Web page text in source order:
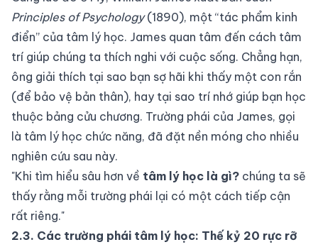
Principles of Psychology(1890), một “tác phẩm kinh
điển” của tâm lý học. James quan tâm đến cách tâm
trí giúp chúng ta thích nghi với cuộc sống. Chẳng hạn,
ông giải thích tại sao bạn sợ hãi khi thấy một con rắn
(để bảo vệ bản thân), hay tại sao trí nhớ giúp bạn học
thuộc bảng cửu chương. Trường phái của James, gọi
là tâm lý học chức năng, đã đặt nền móng cho nhiều
nghiên cứu sau này.
"Khi tìm hiểu sâu hơn về tâm lý học là gì? chúng ta sẽ
thấy rằng mỗi trường phái lại có một cách tiếp cận
rất riêng."
2.3. Các trường phái tâm lý học: Thế kỷ 20 rực rỡ